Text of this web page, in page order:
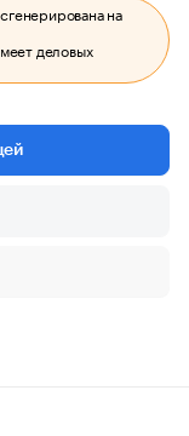
на
деловых